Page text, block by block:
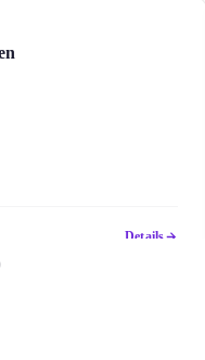
Details